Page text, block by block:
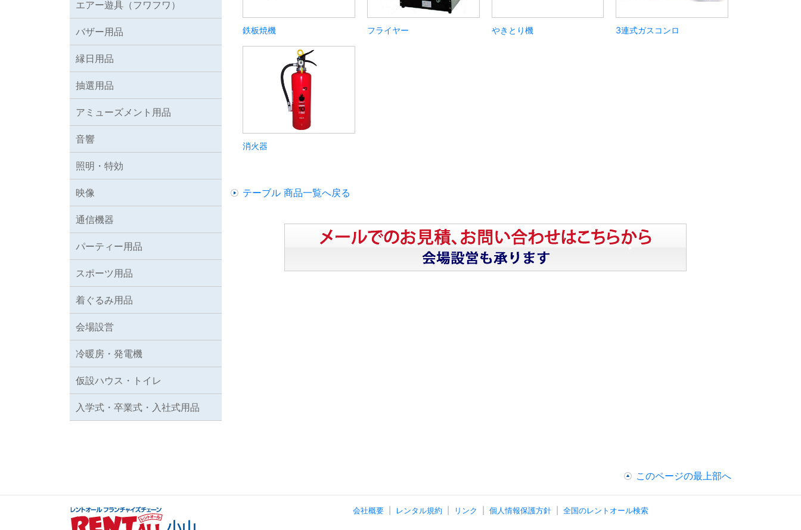
鉄板焼機 フライヤー やきとり機 3連式ガスコンロ
消火器
テーブル 商品一覧へ戻る
エアー遊具（フワフワ）
バザー用品
縁日用品
抽選用品
アミューズメント用品
音響
照明・特効
映像
通信機器
パーティー用品
スポーツ用品
着ぐるみ用品
会場設営
冷暖房・発電機
仮設ハウス・トイレ
入学式・卒業式・入社式用品
このページの最上部へ
会社概要 レンタル規約 リンク 個人情報保護方針 全国のレントオール検索